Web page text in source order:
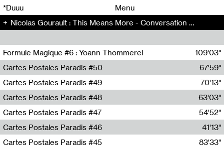
*Duuu
Menu
Nicolas Gourault : This Means More - Conversation (150)
Formule Magique #6 : Yoann Thommerel
Nathalie Lacroix,Yoann Thommerel
109'03"
Cartes Postales Paradis #50
Zoé Leroux
67'59"
Cartes Postales Paradis #49
Aurore Portales
70'13"
Cartes Postales Paradis #48
Mathias Dupaquier
63'03"
Cartes Postales Paradis #47
Raymond Engramer
54'52"
Cartes Postales Paradis #46
Sarah Banville
41'13"
Cartes Postales Paradis #45
83'33"
00 00
00 00